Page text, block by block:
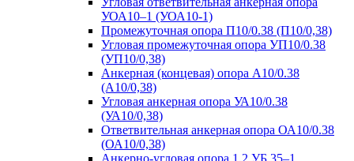
УОА10–1 (УОА10-1)
Промежуточная опора П10/0.38 (П10/0,38)
Угловая промежуточная опора УП10/0.38
(УП10/0,38)
Анкерная (концевая) опора А10/0.38
(А10/0,38)
Угловая анкерная опора УА10/0.38
(УА10/0,38)
Ответвительная анкерная опора ОА10/0.38
(ОА10/0,38)
Анкерно-угловая опора 1,2 УБ 35–1